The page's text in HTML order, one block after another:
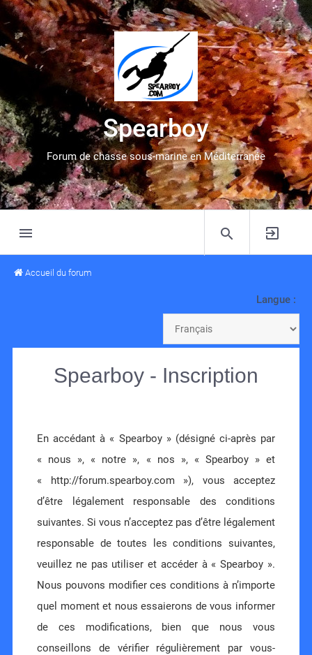
Spearboy
Forum de chasse sous-marine en Méditerranée
Accueil du forum
Langue :
Spearboy - Inscription
En accédant à « Spearboy » (désigné ci-après par
« nous », « notre », « nos », « Spearboy » et
« http://forum.spearboy.com »), vous acceptez
d’être légalement responsable des conditions
suivantes. Si vous n’acceptez pas d’être légalement
responsable de toutes les conditions suivantes,
veuillez ne pas utiliser et accéder à « Spearboy ».
Nous pouvons modifier ces conditions à n’importe
quel moment et nous essaierons de vous informer
de ces modifications, bien que nous vous
conseillons de vérifier régulièrement par vous-